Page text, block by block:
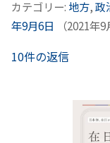
カテゴリー: 地方,政
年9月6日
（2021年9
10件の返信